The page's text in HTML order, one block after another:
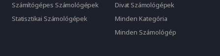
Számítógépes Számológépek
Divat Számológépek
Statisztikai Számológépek
Minden Kategória
Minden Számológép